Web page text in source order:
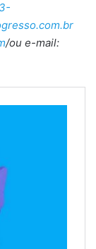
/ou e-mail: